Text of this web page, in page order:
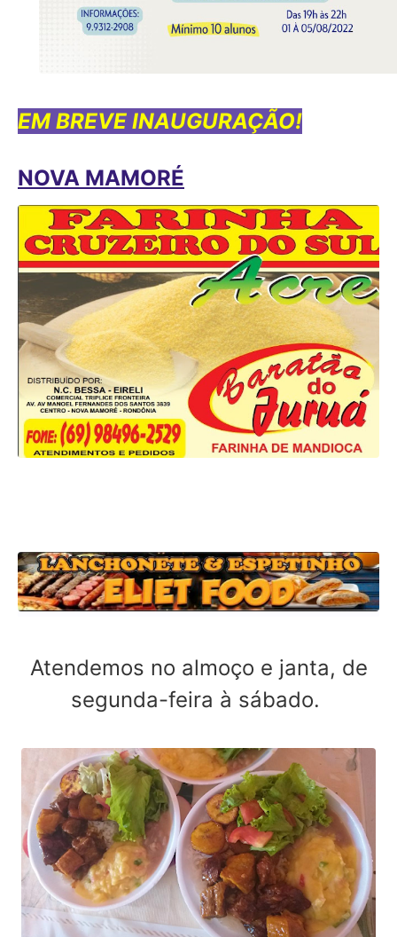
EM BREVE INAUGURAÇÃO!
NOVA MAMORÉ
Atendemos no almoço e janta, de
segunda-feira à sábado.